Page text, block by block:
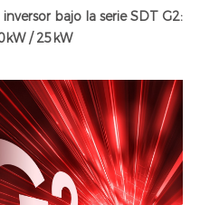
bajo la serie SDT G2:
/ 25kW